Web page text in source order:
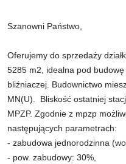
Szanowni Państwo,
Oferujemy do sprzedaży
5285 m2, idealna pod
bliźniaczej. Budownictwo
MN(U). Bliskość ostatniej
MPZP. Zgodnie z mpzp
następujących parametrach:
- zabudowa jednorodzinna
- pow. zabudowy: 30%,